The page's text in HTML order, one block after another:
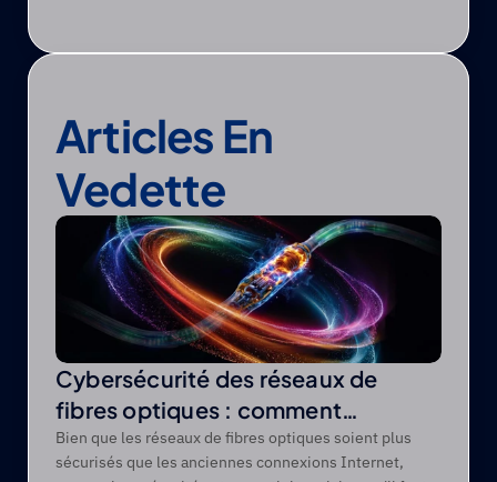
Articles En
Vedette
Cybersécurité des réseaux de
fibres optiques : comment
protéger les réseaux de fibres
optiques contre les menaces
Bien que les réseaux de fibres optiques soient plus
sécurisés que les anciennes connexions Internet,